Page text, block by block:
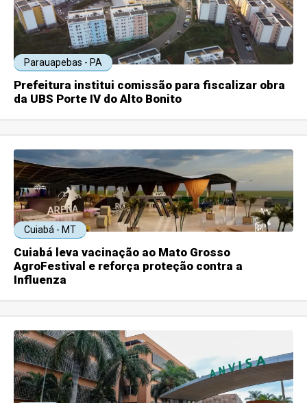
Parauapebas - PA
Prefeitura institui comissão para fiscalizar obra
da UBS Porte IV do Alto Bonito
Cuiabá - MT
Cuiabá leva vacinação ao Mato Grosso
AgroFestival e reforça proteção contra a
Influenza